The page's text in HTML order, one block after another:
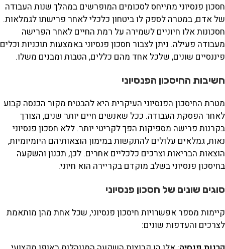
חסכון פנסיוני מתייחס לסכומים המופרשים במהלך שנות העבודה
של אדם, במטרה לספק לו ביטחון כלכלי לאחר פרישתו לגמלאות.
חסכונות אלו חיוניים לשמירה על רמת החיים לאחר הפרישה
מעבודה פעילה. ניתן לצבור חסכון פנסיוני באמצעות תוכניות וכלים
פיננסיים שונים, שלכל אחד מהם כללים, הטבות ומבנים משלו.
חשיבות החיסכון הפנסיוני
מטרת החיסכון הפנסיוני העיקרית היא להבטיח מקור הכנסה קבוע
לאחר הפסקת העבודה. ככל שאנשים חיים יותר שנים, הצורך
בקרנות פרישה מספיקות הפך לקריטי יותר. ללא חסכון פנסיוני
נאות, גמלאים עלולים להתקשות במימון הוצאותיהם היומיומיות,
הוצאות הבריאות וצרכים כלכליים אחרים. לכן, תכנון והשקעה
בחיסכון פנסיוני בשלב מוקדם בקריירה הוא חיוני.
סוגים שונים של חסכון פנסיוני
קיימות מספר אפשרויות חיסכון פנסיוני, שכל אחת מהן מותאמת
לצרכים והעדפות שונים: